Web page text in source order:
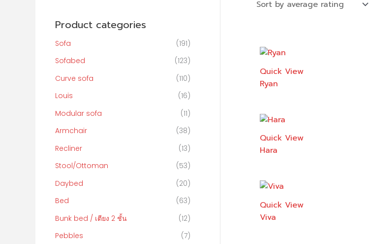
r
c
r
:
Product categories
Sofa
(191)
Sofabed
(123)
Curve sofa
(110)
Louis
(16)
Modular sofa
(11)
Armchair
(38)
Recliner
(13)
Stool/Ottoman
(53)
Daybed
(20)
Bed
(63)
Bunk bed / เตียง 2 ชั้น
(12)
Pebbles
(7)
Quick View
Ryan
Quick View
Hara
Quick View
Viva